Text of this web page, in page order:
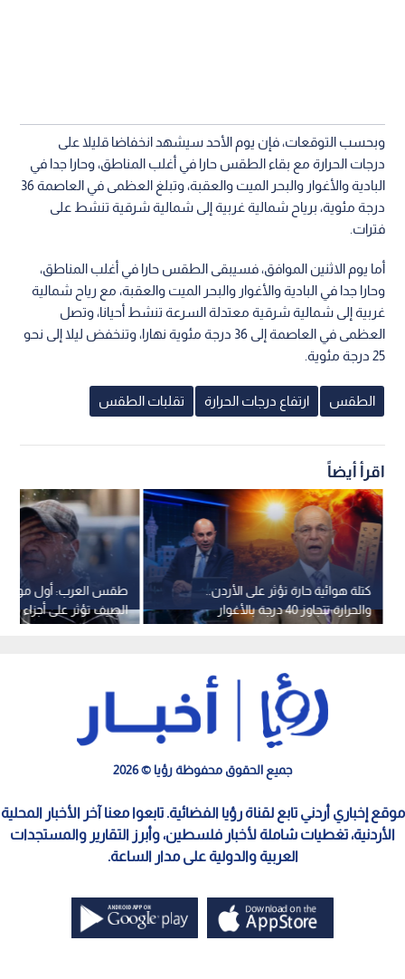
وبحسب التوقعات، فإن يوم الأحد سيشهد انخفاضا قليلا على
درجات الحرارة مع بقاء الطقس حارا في أغلب المناطق، وحارا جدا في
البادية والأغوار والبحر الميت والعقبة، وتبلغ العظمى في العاصمة 36
درجة مئوية، برياح شمالية غربية إلى شمالية شرقية تنشط على
فترات.
أما يوم الاثنين الموافق، فسيبقى الطقس حارا في أغلب المناطق،
وحارا جدا في البادية والأغوار والبحر الميت والعقبة، مع رياح شمالية
غربية إلى شمالية شرقية معتدلة السرعة تنشط أحيانا، وتصل
العظمى في العاصمة إلى 36 درجة مئوية نهارا، وتنخفض ليلا إلى نحو
25 درجة مئوية.
الطقس ارتفاع درجات الحرارة تقلبات الطقس
اقرأ أيضاً
طقس العرب: أول موجة
الصيف تؤثر على أجزاء من
كتلة هوائية حارة تؤثر على الأردن..
والحرارة تتجاوز 40 درجة بالأغوار
والعقبة
جميع الحقوق محفوظة رؤيا © 2026
موقع إخباري أردني تابع لقناة رؤيا الفضائية. تابعوا معنا آخر الأخبار المحلية
الأردنية، تغطيات شاملة لأخبار فلسطين، وأبرز التقارير والمستجدات
العربية والدولية على مدار الساعة.